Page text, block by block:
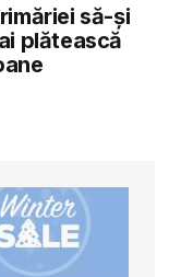
să-şi
plătească